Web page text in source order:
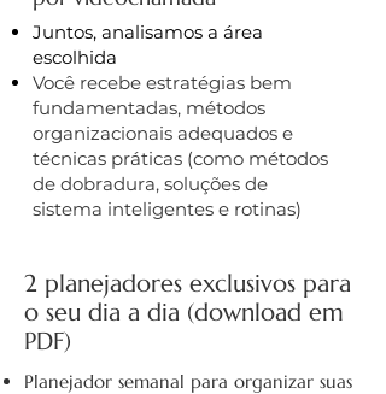
​Juntos, analisamos a área
escolhida
Você recebe estratégias bem
fundamentadas, métodos
organizacionais adequados e
técnicas práticas (como métodos
de dobradura, soluções de
sistema inteligentes e rotinas)
2 planejadores exclusivos para
o seu dia a dia (download em
PDF)
Planejador semanal para organizar suas